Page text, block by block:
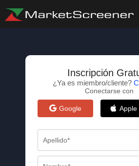
Inscripción
¿Ya es miembro/cliente?
Conectarse con
Google